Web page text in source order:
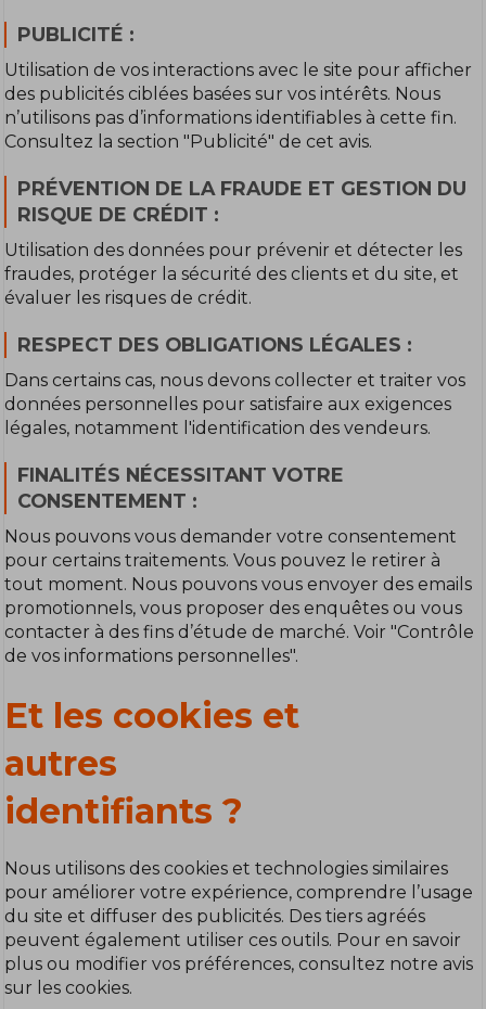
PUBLICITÉ :
Utilisation de vos interactions avec le site pour afficher
des publicités ciblées basées sur vos intérêts. Nous
n’utilisons pas d’informations identifiables à cette fin.
Consultez la section "Publicité" de cet avis.
PRÉVENTION DE LA FRAUDE ET GESTION DU
RISQUE DE CRÉDIT :
Utilisation des données pour prévenir et détecter les
fraudes, protéger la sécurité des clients et du site, et
évaluer les risques de crédit.
RESPECT DES OBLIGATIONS LÉGALES :
Dans certains cas, nous devons collecter et traiter vos
données personnelles pour satisfaire aux exigences
légales, notamment l'identification des vendeurs.
FINALITÉS NÉCESSITANT VOTRE
CONSENTEMENT :
Nous pouvons vous demander votre consentement
pour certains traitements. Vous pouvez le retirer à
tout moment. Nous pouvons vous envoyer des emails
promotionnels, vous proposer des enquêtes ou vous
contacter à des fins d’étude de marché. Voir "Contrôle
de vos informations personnelles".
Et les cookies et
autres
identifiants ?
Nous utilisons des cookies et technologies similaires
pour améliorer votre expérience, comprendre l’usage
du site et diffuser des publicités. Des tiers agréés
peuvent également utiliser ces outils. Pour en savoir
plus ou modifier vos préférences, consultez notre avis
sur les cookies.